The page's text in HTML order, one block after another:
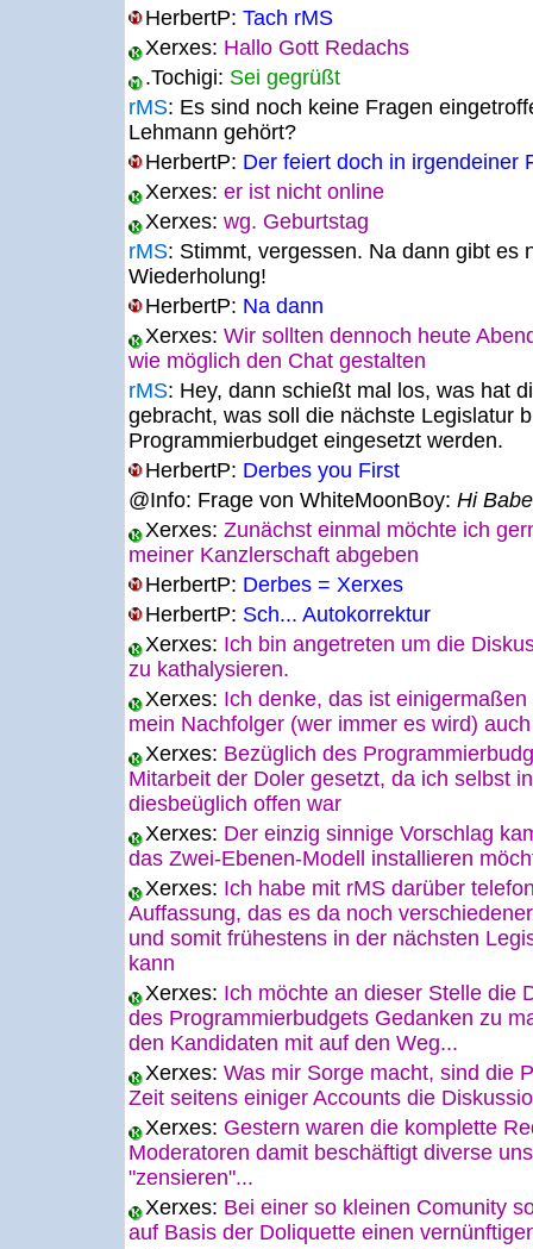
HerbertP: Tach rMS
Xerxes: Hallo Gott Redachs
.Tochigi: Sei gegrüßt
rMS: Es sind noch keine Fragen
Lehmann gehört?
HerbertP: Der feiert doch in irgendeiner
Xerxes: er ist nicht online
Xerxes: wg. Geburtstag
rMS: Stimmt, vergessen. Na dann gibt es
Wiederholung!
HerbertP: Na dann
Xerxes: Wir sollten dennoch heute
wie möglich den Chat gestalten
rMS: Hey, dann schießt mal los, was hat
gebracht, was soll die nächste Legislatur
Programmierbudget eingesetzt werden.
HerbertP: Derbes you First
@Info: Frage von WhiteMoonBoy: Hi
Xerxes: Zunächst einmal möchte ich
meiner Kanzlerschaft abgeben
HerbertP: Derbes = Xerxes
HerbertP: Sch... Autokorrektur
Xerxes: Ich bin angetreten um die
zu kathalysieren.
Xerxes: Ich denke, das ist
mein Nachfolger (wer immer es wird)
Xerxes: Bezüglich des
Mitarbeit der Doler gesetzt, da ich selbst
diesbeüglich offen war
Xerxes: Der einzig sinnige Vorschlag
das Zwei-Ebenen-Modell installieren
Xerxes: Ich habe mit rMS darüber
Auffassung, das es da noch
und somit frühestens in der nächsten
kann
Xerxes: Ich möchte an dieser Stelle die
des Programmierbudgets Gedanken zu
den Kandidaten mit auf den Weg...
Xerxes: Was mir Sorge macht, sind die
Zeit seitens einiger Accounts die
Xerxes: Gestern waren die komplette
Moderatoren damit beschäftigt diverse
"zensieren"...
Xerxes: Bei einer so kleinen Comunity
auf Basis der Doliquette einen